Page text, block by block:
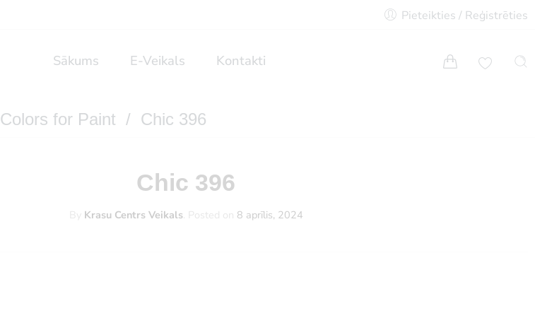
Pieteikties / Reģistrēties
Sākums E-Veikals Kontakti
Colors for Paint / Chic 396
Chic 396
By Krasu Centrs Veikals. Posted on 8 aprīlis, 2024